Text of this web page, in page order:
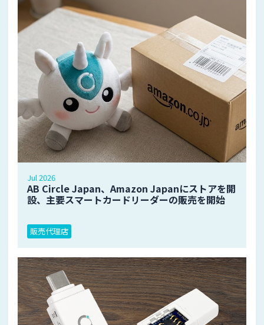
Jul 2026
AB Circle Japan、Amazon Japanにストアを開
設、主要スマートカードリーダーの販売を開始
販売代理店